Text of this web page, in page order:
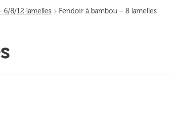
6/8/12 lamelles Fendoir à bambou – 8 lamelles